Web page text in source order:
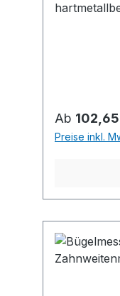
Regulärer
Ab
Preise inkl.